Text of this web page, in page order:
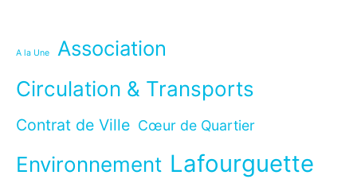
A la Une
Association
Circulation & Transports
Contrat de Ville Cœur de Quartier
Environnement Lafourguette